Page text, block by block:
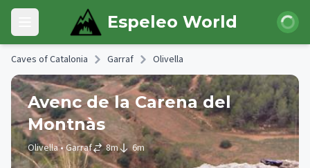
Skip to main content
Open main menu Espeleo World Login
Caves of Catalonia Garraf Olivella
Avenc de la Carena del
Montnàs
Olivella• Garraf 8m 6m